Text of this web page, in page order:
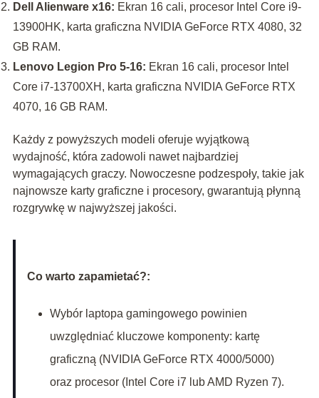
Dell Alienware x16: Ekran 16 cali, procesor Intel Core i9-
13900HK, karta graficzna NVIDIA GeForce RTX 4080, 32
GB RAM.
Lenovo Legion Pro 5-16: Ekran 16 cali, procesor Intel
Core i7-13700XH, karta graficzna NVIDIA GeForce RTX
4070, 16 GB RAM.
Każdy z powyższych modeli oferuje wyjątkową
wydajność, która zadowoli nawet najbardziej
wymagających graczy. Nowoczesne podzespoły, takie jak
najnowsze karty graficzne i procesory, gwarantują płynną
rozgrywkę w najwyższej jakości.
Co warto zapamietać?:
Wybór laptopa gamingowego powinien
uwzględniać kluczowe komponenty: kartę
graficzną (NVIDIA GeForce RTX 4000/5000)
oraz procesor (Intel Core i7 lub AMD Ryzen 7).